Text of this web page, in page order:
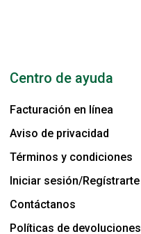
Centro de ayuda
Facturación en línea
Aviso de privacidad
Términos y condiciones
Iniciar sesión/Regístrarte
Contáctanos
Políticas de devoluciones